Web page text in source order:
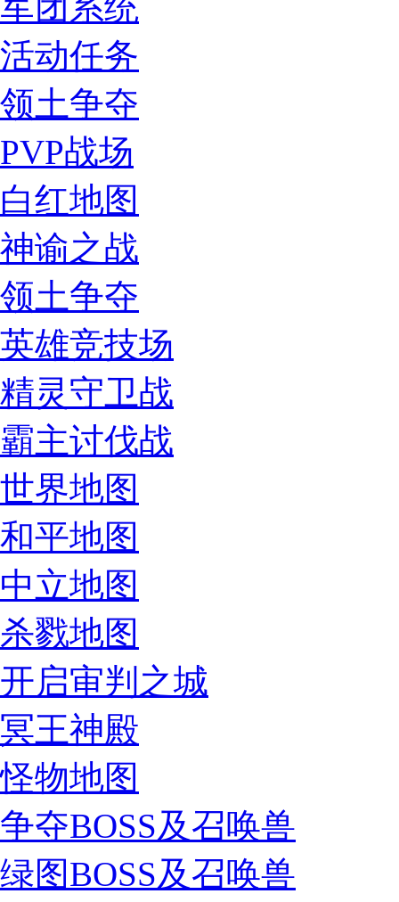
活动任务
领土争夺
PVP战场
白红地图
神谕之战
领土争夺
英雄竞技场
精灵守卫战
霸主讨伐战
世界地图
和平地图
中立地图
杀戮地图
开启审判之城
冥王神殿
怪物地图
争夺BOSS及召唤兽
绿图BOSS及召唤兽